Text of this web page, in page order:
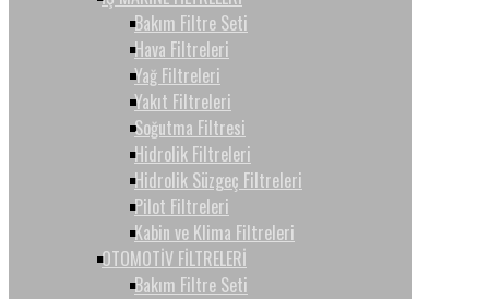
Bakım Filtre Seti
Hava Filtreleri
Yağ Filtreleri
Yakıt Filtreleri
Soğutma Filtresi
Hidrolik Filtreleri
Hidrolik Süzgeç Filtreleri
Pilot Filtreleri
Kabin ve Klima Filtreleri
OTOMOTİV FİLTRELERİ
Bakım Filtre Seti